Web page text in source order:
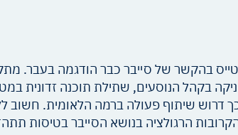
בהקשר של סייבר כבר הודגמה בעבר.
בקהל הנוסעים, שתילת תוכנה זדונית
דרוש שיתוף פעולה ברמה הלאומית. חשוב
הרגולציה בנושא הסייבר בטיסות